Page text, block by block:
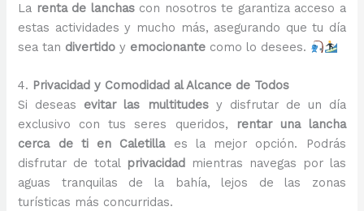
La renta de lanchascon nosotros te garantiza acceso a
estas actividades y mucho más, asegurando que tu día
sea tan divertido y emocionante como lo desees.
4. Privacidad y Comodidad al Alcance de Todos
Si deseas evitar las multitudesy disfrutar de un día
exclusivo con tus seres queridos,
rentar una lancha
cerca de ti en Caletillaes la mejor opción. Podrás
disfrutar de total privacidad
mientras navegas por las
aguas tranquilas de la bahía, lejos de las zonas
turísticas más concurridas.